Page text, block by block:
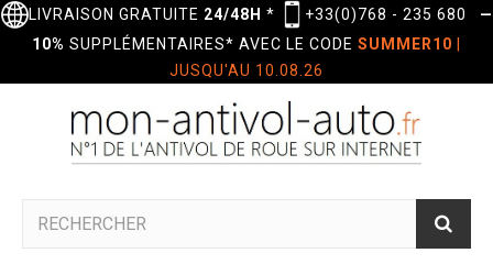
LIVRAISON GRATUITE 24/48H * +33(0)768 - 235 680
—
10% SUPPLÉMENTAIRES* AVEC LE CODE SUMMER10
JUSQU'AU 10.08.26